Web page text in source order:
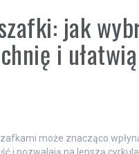
jak
i
może znacząco